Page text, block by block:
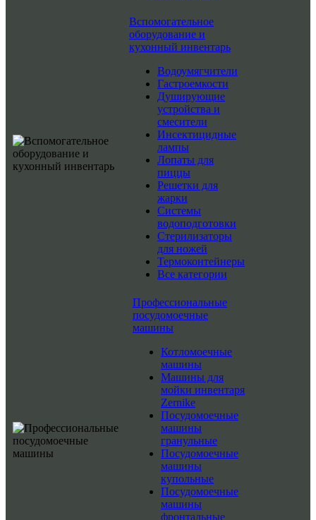
Вспомогательное
оборудование и
кухонный инвентарь
Водоумягчители
Гастроемкости
Душирующие
устройства и
смесители
Инсектицидные
лампы
Лопаты для
пиццы
Решетки для
жарки
Системы
водоподготовки
Стерилизаторы
для ножей
Термоконтейнеры
Все категории
Профессиональные
посудомоечные
машины
Котломоечные
машины
Машины для
мойки инвентаря
Zernike
Посудомоечные
машины
гранульные
Посудомоечные
машины
купольные
Посудомоечные
машины
фронтальные